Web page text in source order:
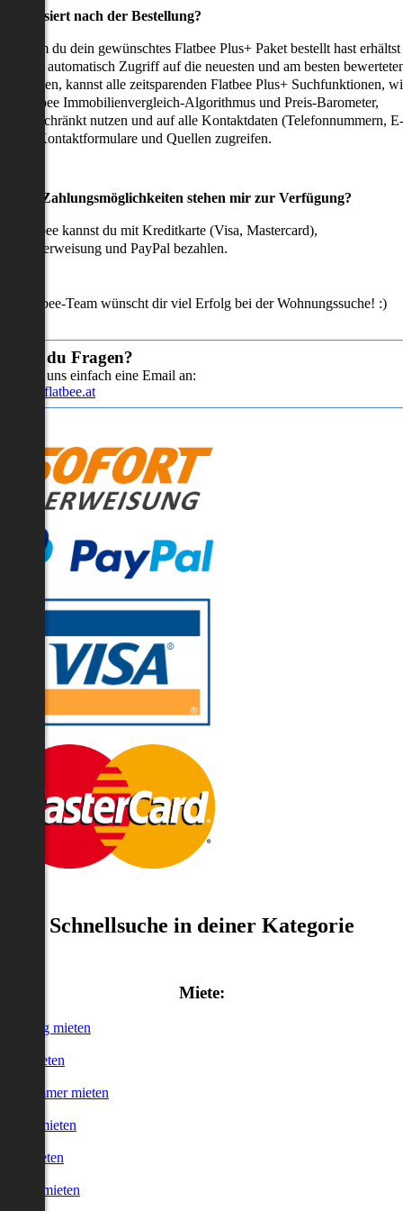
passiert nach der Bestellung?
du dein gewünschtes Flatbee Plus+ Paket bestellt hast erhältst
sofort automatisch Zugriff auf die neuesten und am besten
kannst alle zeitsparenden Flatbee Plus+ Suchfunktionen,
Flatbee Immobilienvergleich-Algorithmus und Preis-Barometer,
nutzen und auf alle Kontaktdaten (Telefonnummern, E-
Kontaktformulare und Quellen zugreifen.
Zahlungsmöglichkeiten stehen mir zur Verfügung?
Flatbee kannst du mit Kreditkarte (Visa, Mastercard),
und PayPal bezahlen.
Flatbee-Team wünscht dir viel Erfolg bei der Wohnungssuche! :)
Hast du Fragen?
Sende uns einfach eine Email an:
info@flatbee.at
Schnellsuche in deiner Kategorie
Miete:
mieten
mieten
Zimmer mieten
mieten
mieten